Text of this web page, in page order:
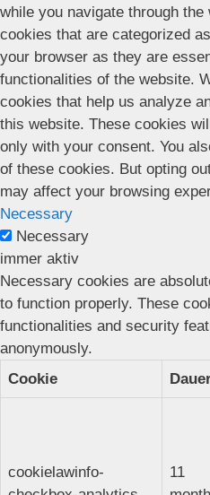
while you navigate through
cookies that are categorized
your browser as they are
functionalities of the website.
cookies that help us analyze
this website. These cookies
only with your consent. You
of these cookies. But opting
may affect your browsing
Necessary
Necessary
immer aktiv
Necessary cookies are
to function properly. These
functionalities and security
anonymously.
Cookie
cookielawinfo-
11